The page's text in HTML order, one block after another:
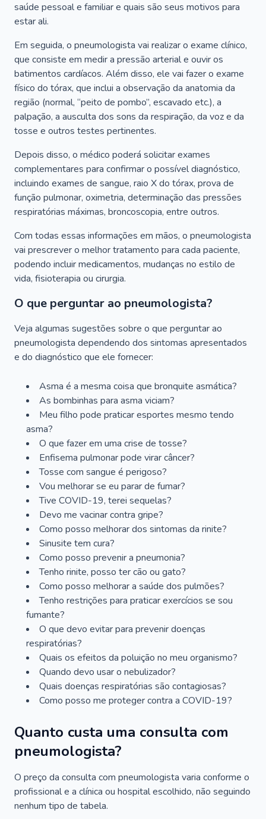
saúde pessoal e familiar e quais são seus motivos para
estar ali.
Em seguida, o pneumologista vai realizar o exame clínico,
que consiste em medir a pressão arterial e ouvir os
batimentos cardíacos. Além disso, ele vai fazer o exame
físico do tórax, que inclui a observação da anatomia da
região (normal, “peito de pombo”, escavado etc.), a
palpação, a ausculta dos sons da respiração, da voz e da
tosse e outros testes pertinentes.
Depois disso, o médico poderá solicitar exames
complementares para confirmar o possível diagnóstico,
incluindo exames de sangue, raio X do tórax, prova de
função pulmonar, oximetria, determinação das pressões
respiratórias máximas, broncoscopia, entre outros.
Com todas essas informações em mãos, o pneumologista
vai prescrever o melhor tratamento para cada paciente,
podendo incluir medicamentos, mudanças no estilo de
vida, fisioterapia ou cirurgia.
O que perguntar ao pneumologista?
Veja algumas sugestões sobre o que perguntar ao
pneumologista dependendo dos sintomas apresentados
e do diagnóstico que ele fornecer:
Asma é a mesma coisa que bronquite asmática?
As bombinhas para asma viciam?
Meu filho pode praticar esportes mesmo tendo
asma?
O que fazer em uma crise de tosse?
Enfisema pulmonar pode virar câncer?
Tosse com sangue é perigoso?
Vou melhorar se eu parar de fumar?
Tive COVID-19, terei sequelas?
Devo me vacinar contra gripe?
Como posso melhorar dos sintomas da rinite?
Sinusite tem cura?
Como posso prevenir a pneumonia?
Tenho rinite, posso ter cão ou gato?
Como posso melhorar a saúde dos pulmões?
Tenho restrições para praticar exercícios se sou
fumante?
O que devo evitar para prevenir doenças
respiratórias?
Quais os efeitos da poluição no meu organismo?
Quando devo usar o nebulizador?
Quais doenças respiratórias são contagiosas?
Como posso me proteger contra a COVID-19?
Quanto custa uma consulta com
pneumologista?
O preço da consulta com pneumologista varia conforme o
profissional e a clínica ou hospital escolhido, não seguindo
nenhum tipo de tabela.